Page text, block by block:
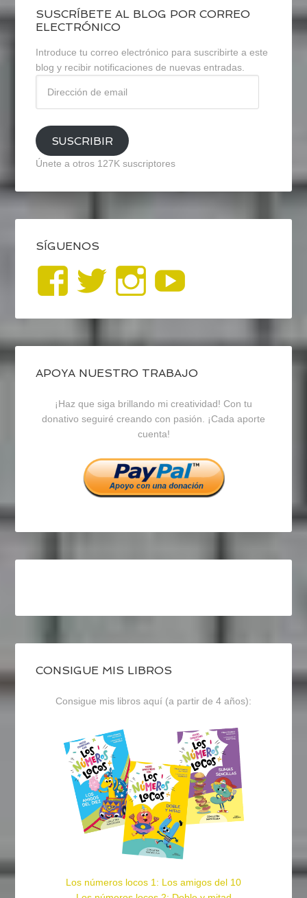
SUSCRÍBETE AL BLOG POR CORREO
ELECTRÓNICO
Introduce tu correo electrónico para suscribirte a este
blog y recibir notificaciones de nuevas entradas.
email
SUSCRIBIR
Únete a otros 127K suscriptores
SÍGUENOS
Ver
perfil
de
blogrecursosep
en
Facebook
Ver
perfil
de
recursosep
en
Twitter
Ver
perfil
de
recursosep
en
Instagram
APOYA NUESTRO TRABAJO
¡Haz que siga brillando mi creatividad! Con tu
donativo seguiré creando con pasión. ¡Cada aporte
cuenta!
CONSIGUE MIS LIBROS
Consigue mis libros aquí (a partir de 4 años):
Los números locos 1: Los amigos del 10